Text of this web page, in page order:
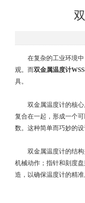
在复杂的工业环境中
观。而双金属温度计
具。
双金属温度计的核心
复合在一起，形成一个
数。这种简单而巧妙的
双金属温度计的结构
机械动作；指针和刻度
造，以确保温度计的精